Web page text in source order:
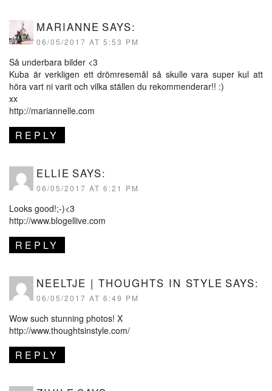
MARIANNE SAYS:
06/05/2017 AT 5:53 PM
Så underbara bilder <3
Kuba är verkligen ett drömresemål så skulle vara super kul att
höra vart ni varit och vilka ställen du rekommenderar!! :)
xx
http://mariannelle.com
REPLY
ELLIE SAYS:
06/05/2017 AT 6:21 PM
Looks good!;-)<3
http://www.blogellive.com
REPLY
NEELTJE | THOUGHTS IN STYLE SAYS:
06/05/2017 AT 6:49 PM
Wow such stunning photos! X
http://www.thoughtsinstyle.com/
REPLY